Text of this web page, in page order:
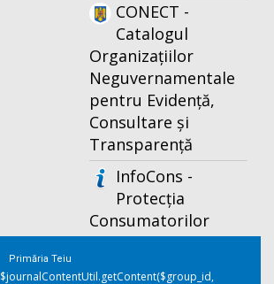
CONECT -
Catalogul
Organizațiilor
Neguvernamentale
pentru Evidență,
Consultare și
Transparență
InfoCons -
Protecția
Consumatorilor
Primăria Teiu
$journalContentUtil.getContent($group_id,